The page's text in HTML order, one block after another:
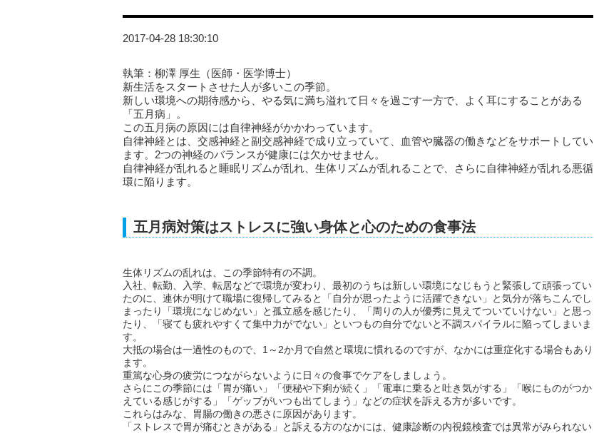
2017-04-28 18:30:10
執筆：柳澤 厚生（医師・医学博士）
新生活をスタートさせた人が多いこの季節。
新しい環境への期待感から、やる気に満ち溢れて日々を過ごす一方で、よく耳にすることがある
「五月病」。
この五月病の原因には自律神経がかかわっています。
自律神経とは、交感神経と副交感神経で成り立っていて、血管や臓器の働きなどをサポートしてい
ます。2つの神経のバランスが健康には欠かせません。
自律神経が乱れると睡眠リズムが乱れ、生体リズムが乱れることで、さらに自律神経が乱れる悪循
環に陥ります。
五月病対策はストレスに強い身体と心のための食事法
生体リズムの乱れは、この季節特有の不調。
入社、転勤、入学、転居などで環境が変わり、最初のうちは新しい環境になじもうと緊張して頑張ってい
たのに、連休が明けて職場に復帰してみると「自分が思ったように活躍できない」と気分が落ちこんでし
まったり「環境になじめない」と孤立感を感じたり、「周りの人が優秀に見えてついていけない」と思っ
たり、「寝ても疲れやすくて集中力がでない」といつもの自分でないと不調スパイラルに陥ってしまいま
す。
大抵の場合は一過性のもので、1～2か月で自然と環境に慣れるのですが、なかには重症化する場合もあり
ます。
重篤な心身の疲労につながらないように日々の食事でケアをしましょう。
さらにこの季節には「胃が痛い」「便秘や下痢が続く」「電車に乗ると吐き気がする」「喉にものがつか
えている感じがする」「ゲップがいつも出てしまう」などの症状を訴える方が多いです。
これらはみな、胃腸の働きの悪さに原因があります。
「ストレスで胃が痛むときがある」と訴える方のなかには、健康診断の内視鏡検査では異常がみられない